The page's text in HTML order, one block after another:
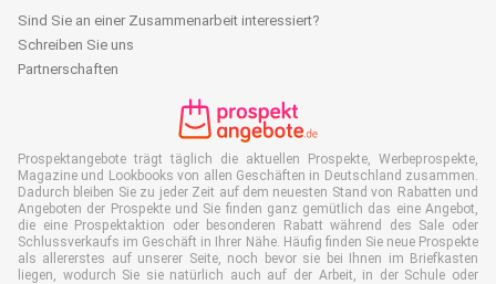
Sind Sie an einer Zusammenarbeit interessiert?
Schreiben Sie uns
Partnerschaften
Prospektangebote trägt täglich die aktuellen Prospekte, Werbeprospekte,
Magazine und Lookbooks von allen Geschäften in Deutschland zusammen.
Dadurch bleiben Sie zu jeder Zeit auf dem neuesten Stand von Rabatten und
Angeboten der Prospekte und Sie finden ganz gemütlich das eine Angebot,
die eine Prospektaktion oder besonderen Rabatt während des Sale oder
Schlussverkaufs im Geschäft in Ihrer Nähe. Häufig finden Sie neue Prospekte
als allererstes auf unserer Seite, noch bevor sie bei Ihnen im Briefkasten
liegen, wodurch Sie sie natürlich auch auf der Arbeit, in der Schule oder